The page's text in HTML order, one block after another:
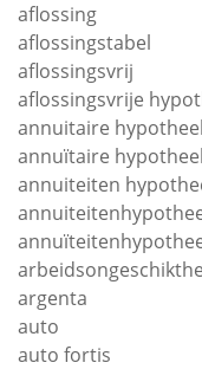
aflossing
aflossingstabel
aflossingsvrij
aflossingsvrije
annuitaire
annuïtaire
annuiteiten
argenta
auto
auto fortis